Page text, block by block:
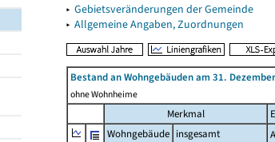
▸ Gebietsveränderungen der Gemeinde
▸ Allgemeine Angaben, Zuordnungen
Bestand an Wohngebäuden am 31.
ohne Wohnheime
Merkmal
Wohngebäude insgesamt